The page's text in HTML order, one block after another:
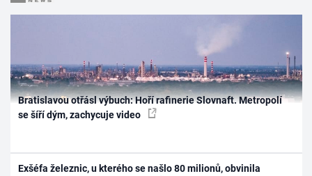
Bratislavou otřásl výbuch: Hoří rafinerie Slovnaft. Metropolí
se šíří dým, zachycuje video
Exšéfa železnic, u kterého se našlo 80 milionů, obvinila